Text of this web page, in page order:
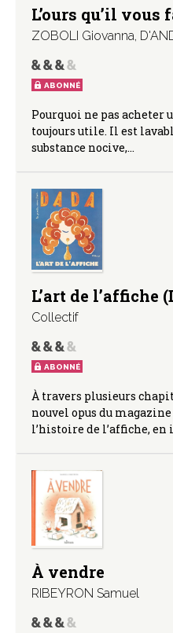
L’ours qu’il vous
ZOBOLI Giovanna,
ABONNÉ
Pourquoi ne pas acheter
toujours utile. Il est
substance nocive,…
L’art de l’affiche
Collectif
ABONNÉ
À travers plusieurs
nouvel opus du
l’histoire de l’affiche,
À vendre
RIBEYRON Samuel